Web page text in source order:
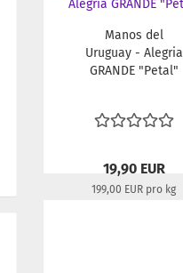
Manos del
Uruguay - Alegria
GRANDE "Petal"
19,90 EUR
199,00 EUR pro kg